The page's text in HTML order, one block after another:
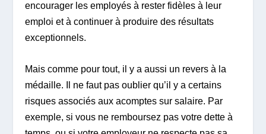
encourager les employés à rester fidèles à leur
emploi et à continuer à produire des résultats
exceptionnels.
Mais comme pour tout, il y a aussi un revers à la
médaille. Il ne faut pas oublier qu’il y a certains
risques associés aux acomptes sur salaire. Par
exemple, si vous ne remboursez pas votre dette à